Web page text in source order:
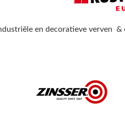
en decoratieve verven